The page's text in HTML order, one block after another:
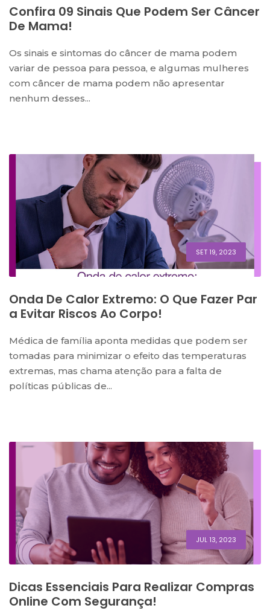
Confira 09 Sinais Que Podem Ser Câncer
De Mama!
Os sinais e sintomas do câncer de mama podem
variar de pessoa para pessoa, e algumas mulheres
com câncer de mama podem não apresentar
nenhum desses...
SET 19, 2023
Onda De Calor Extremo: O Que Fazer Par
A Evitar Riscos Ao Corpo!
Médica de família aponta medidas que podem ser
tomadas para minimizar o efeito das temperaturas
extremas, mas chama atenção para a falta de
políticas públicas de...
JUL 13, 2023
Dicas Essenciais Para Realizar Compras
Online Com Segurança!